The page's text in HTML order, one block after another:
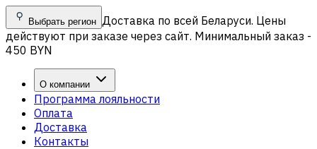
Выбрать регион Доставка по всей Беларуси. Цены
действуют при заказе через сайт. Минимальный заказ -
450 BYN
О компании
Программа лояльности
Оплата
Доставка
Контакты